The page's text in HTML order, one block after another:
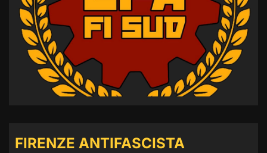
FIRENZE ANTIFASCISTA